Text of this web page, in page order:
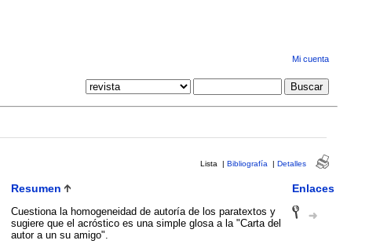
Mi cuenta
Lista | Bibliografía | Detalles
Resumen Enlaces
Cuestiona la homogeneidad de autoría de los paratextos y
sugiere que el acróstico es una simple glosa a la "Carta del
autor a un su amigo".